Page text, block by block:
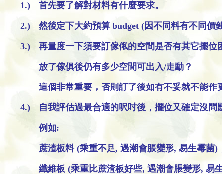
1.) 首先要了解對材料有什麼要求。
2.) 然後定下大約預算 budget (因不同料有不同價
3.) 再量度一下須要訂傢俬的空間是否有其它擺
放了傢俱後仍有多少空間可出入/走動？
這個非常重要，否則訂了後如有不妥就不能作
4.) 自我評估過最合適的呎吋後，擺位又確定沒問
例如:
蔗渣板料 (乘重不足, 遇潮會脹變形, 易生霉菌)
纖維板 (乘重比蔗渣板好些, 遇潮會脹變形, 易